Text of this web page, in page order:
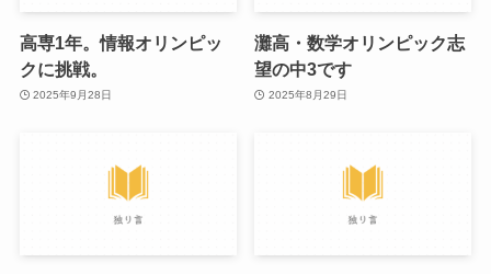
高専1年。情報オリンピッ
クに挑戦。
2025年9月28日
灘高・数学オリンピック志
望の中3です
2025年8月29日